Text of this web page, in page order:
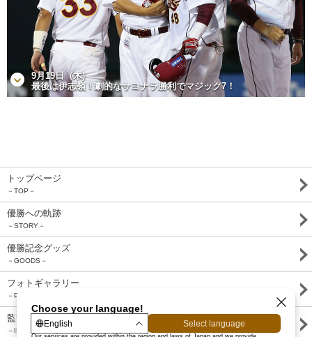
9月19日（木)
最後は伊志嶺！劇的なサヨナラ勝利でマジック7！
トップページ
－TOP－
優勝への軌跡
－STORY－
優勝記念グッズ
－GOODS－
フォトギャラリー
－PHOTO GALLERY－
監督・選手インタビュー
－INTERVIEW－